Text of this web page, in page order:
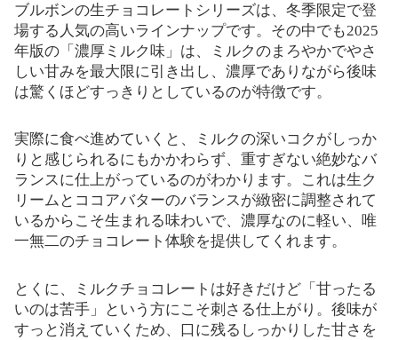
ブルボンの生チョコレートシリーズは、冬季限定で登
場する人気の高いラインナップです。その中でも2025
年版の「濃厚ミルク味」は、ミルクのまろやかでやさ
しい甘みを最大限に引き出し、濃厚でありながら後味
は驚くほどすっきりとしているのが特徴です。
実際に食べ進めていくと、ミルクの深いコクがしっか
りと感じられるにもかかわらず、重すぎない絶妙なバ
ランスに仕上がっているのがわかります。これは生ク
リームとココアバターのバランスが緻密に調整されて
いるからこそ生まれる味わいで、濃厚なのに軽い、唯
一無二のチョコレート体験を提供してくれます。
とくに、ミルクチョコレートは好きだけど「甘ったる
いのは苦手」という方にこそ刺さる仕上がり。後味が
すっと消えていくため、口に残るしっかりした甘さを